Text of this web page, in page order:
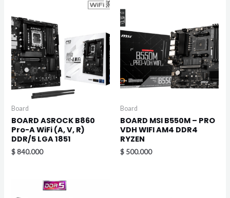
Board
BOARD ASROCK B860
Pro-A WiFi (A, V, R)
DDR/5 LGA 1851
$840.000
Board
BOARD MSI B550M – PRO
VDH WIFI AM4 DDR4
RYZEN
$ 500.000